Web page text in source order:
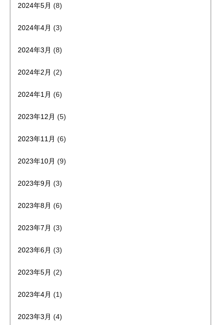
2024年5月 (8)
2024年4月 (3)
2024年3月 (8)
2024年2月 (2)
2024年1月 (6)
2023年12月 (5)
2023年11月 (6)
2023年10月 (9)
2023年9月 (3)
2023年8月 (6)
2023年7月 (3)
2023年6月 (3)
2023年5月 (2)
2023年4月 (1)
2023年3月 (4)